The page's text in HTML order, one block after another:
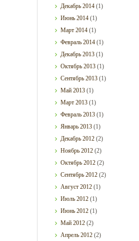
Декабрь2014 (1)
Июнь2014 (1)
Март2014 (1)
Февраль2014 (1)
Декабрь2013 (1)
Октябрь2013 (1)
Сентябрь2013 (1)
Май2013 (1)
Март2013 (1)
Февраль2013 (1)
Январь2013 (1)
Декабрь2012 (2)
Ноябрь2012 (2)
Октябрь2012 (2)
Сентябрь2012 (2)
Август2012 (1)
Июль2012 (1)
Июнь2012 (1)
Май2012 (2)
Апрель2012 (2)